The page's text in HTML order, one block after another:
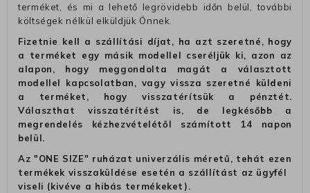
terméket, és mi a lehető legrövidebb időn belül, további
költségek nélkül elküldjük Önnek.
Fizetnie kell a szállítási díjat, ha azt szeretné, hogy
a terméket egy másik modellel cseréljük ki, azon az
alapon, hogy meggondolta magát a választott
modellel kapcsolatban, vagy vissza szeretné küldeni
a terméket, hogy visszatérítsük a pénztét.
Választhat visszatérítést is, de legkésőbb a
megrendelés kézhezvételétől számított 14 napon
belül.
Az "ONE SIZE" ruházat univerzális méretű, tehát ezen
termékek visszaküldése esetén a szállítást az ügyfél
viseli (kivéve a hibás termékeket).